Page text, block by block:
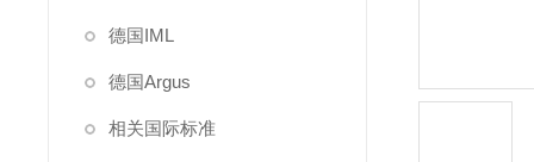
德国IML
德国Argus
相关国际标准